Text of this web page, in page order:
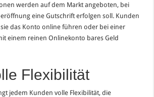
werden auf dem Markt angeboten, bei
eine Gutschrift erfolgen soll. Kunden
das Konto online führen oder bei einer
einem reinen Onlinekonto bares Geld
Flexibilität
jedem Kunden volle Flexibilität, die